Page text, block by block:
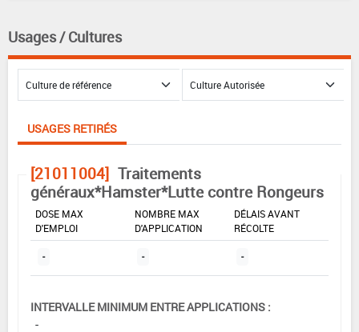
Usages / Cultures
USAGES RETIRÉS
[21011004] Traitements
généraux*Hamster*Lutte contre Rongeurs
DOSE MAX
D'EMPLOI
NOMBRE MAX
D'APPLICATION
DÉLAIS AVANT
RÉCOLTE
- - -
INTERVALLE MINIMUM ENTRE APPLICATIONS :
-